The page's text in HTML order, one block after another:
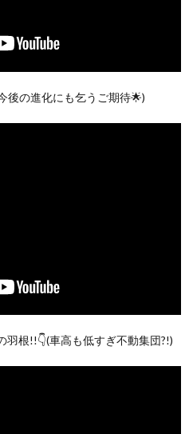
後の進化にも乞うご期待🌟)
根!!👇(車高も低すぎ不動集団?!)